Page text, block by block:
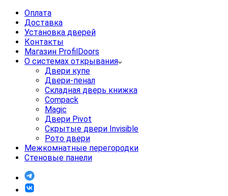
Оплата
Доставка
Установка дверей
Контакты
Магазин ProfilDoors
О системах открывания
Двери купе
Двери-пенал
Складная дверь книжка
Compack
Magic
Двери Pivot
Скрытые двери Invisible
Рото двери
Межкомнатные перегородки
Стеновые панели